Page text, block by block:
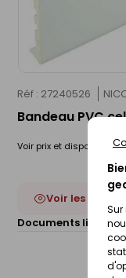
Sur
Réf : 27240526
Bandeau PVC
Voir prix et disponibilité
Voir les 18
Documents liés :